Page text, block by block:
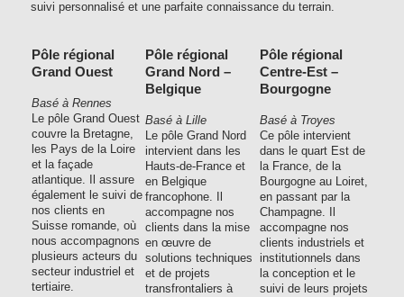
suivi personnalisé et une parfaite connaissance du terrain.
Pôle régional
Grand Ouest
Basé à Rennes
Le pôle Grand Ouest
couvre la Bretagne,
les Pays de la Loire
et la façade
atlantique. Il assure
également le suivi de
nos clients en
Suisse romande, où
nous accompagnons
plusieurs acteurs du
secteur industriel et
tertiaire.
Pôle régional
Grand Nord –
Belgique
Basé à Lille
Le pôle Grand Nord
intervient dans les
Hauts-de-France et
en Belgique
francophone. Il
accompagne nos
clients dans la mise
en œuvre de
solutions techniques
et de projets
transfrontaliers à
Pôle régional
Centre-Est –
Bourgogne
Basé à Troyes
Ce pôle intervient
dans le quart Est de
la France, de la
Bourgogne au Loiret,
en passant par la
Champagne. Il
accompagne nos
clients industriels et
institutionnels dans
la conception et le
suivi de leurs projets